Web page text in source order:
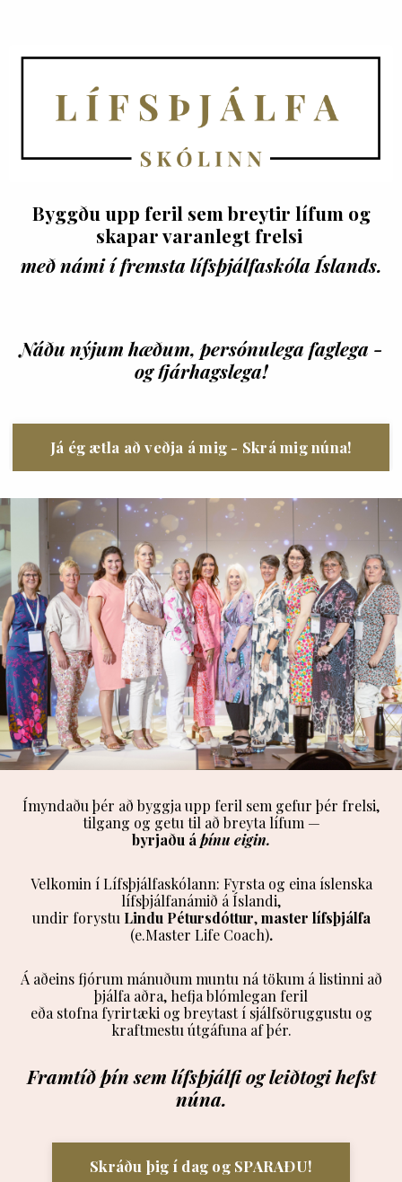
Byggðu upp feril sem breytir lífum og
skapar varanlegt frelsi
með námi í fremsta lífsþjálfaskóla Íslands.
Náðu nýjum hæðum, persónulega faglega -
og fjárhagslega!
Já ég ætla að veðja á mig - Skrá mig núna!
Ímyndaðu þér að byggja upp feril sem gefur þér frelsi,
tilgang og getu til að breyta lífum —
byrjaðu á þínu eigin.
Velkomin í Lífsþjálfaskólann: Fyrsta og eina íslenska
lífsþjálfanámið á Íslandi,
undir forystu Lindu Pétursdóttur,master lífsþjálfa
(e.Master Life Coach).
Á aðeins fjórum mánuðum muntu ná tökum á listinni að
þjálfa aðra, hefja blómlegan feril
eða stofna fyrirtæki og breytast í sjálfsöruggustu og
kraftmestu útgáfuna af þér.
Framtíð þín sem lífsþjálfi og leiðtogi hefst
núna.
Skráðu þig í dag og SPARAÐU!